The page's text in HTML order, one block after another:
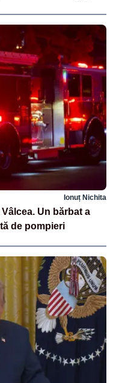
Ionuț Nichita
Un bărbat a
de pompieri